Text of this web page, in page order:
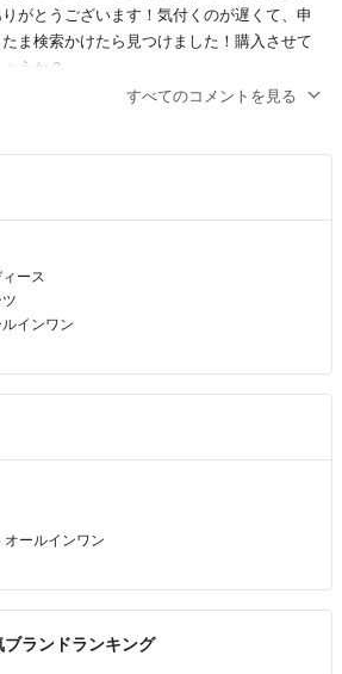
がとうございます！気付くのが遅くて、申
ま検索かけたら見つけました！購入させて
うか？
すべてのコメントを見る
ース
インワン
オールインワン
ランドランキング